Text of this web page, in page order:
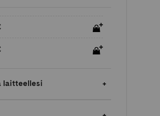
laitteellesi